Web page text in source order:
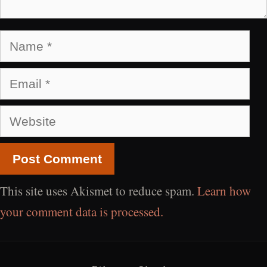
Name
Email
Website
This site uses Akismet to reduce spam. Learn how
your comment data is processed.